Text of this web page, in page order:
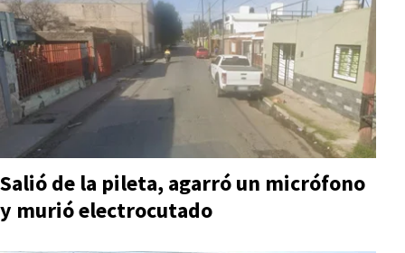
Salió de la pileta, agarró un micrófono
y murió electrocutado